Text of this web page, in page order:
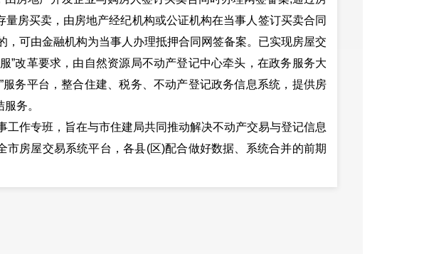
房买卖，由房地产经纪机构或公证机构在当事人签订买卖合同
，可由金融机构为当事人办理抵押合同网签备案。已实现房屋交
”改革要求，由自然资源局不动产登记中心牵头，在政务服务大
服务平台，整合住建、税务、不动产登记政务信息系统，提供房
务。
作专班，旨在与市住建局共同推动解决不动产交易与登记信息
市房屋交易系统平台，各县(区)配合做好数据、系统合并的前期
交易电子合同，利用大数据、人脸识别、电子签名、区块链等